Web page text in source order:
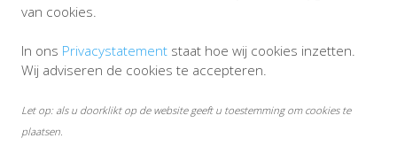
van cookies.
In ons Privacystatement staat hoe wij cookies inzetten.
Wij adviseren de cookies te accepteren.
Let op: als u doorklikt op de website geeft u toestemming om cookies te
plaatsen.